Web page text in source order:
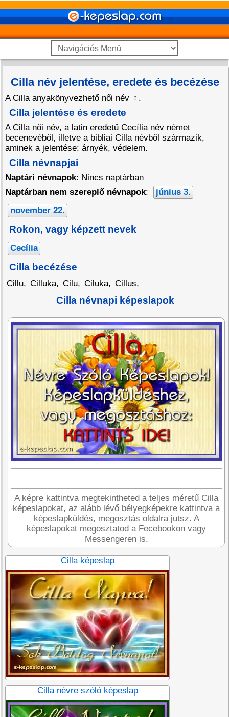
Cilla név jelentése, eredete és becézése
A Cilla anyakönyvezhető női név ♀ .
Cilla jelentése és eredete
A Cilla női név, a latin eredetű Cecília név német
becenevéből, illetve a bibliai Cilla névből származik,
aminek a jelentése: árnyék, védelem.
Cilla névnapjai
Naptári névnapok: Nincs naptárban
Naptárban nem szereplő névnapok:
június 3.
november 22.
Rokon, vagy képzett nevek
Cecília
Cilla becézése
Cillu, Cilluka, Cilu, Ciluka, Cillus,
Cilla névnapi képeslapok
A képre kattintva megtekintheted a teljes méretű Cilla
képeslapokat, az alább lévő bélyegképekre kattintva a
képeslapküldés, megosztás oldalra jutsz. A
képeslapokat megosztatod a Fecebookon vagy
Messengeren is.
Cilla képeslap
Cilla névre szóló képeslap